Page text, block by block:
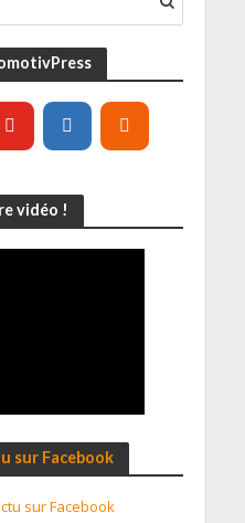
vidéo !
sur Facebook
sur Facebook